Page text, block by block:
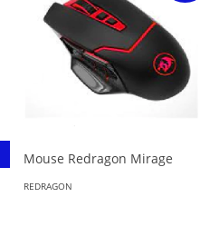
Mouse Redragon Mirage
REDRAGON